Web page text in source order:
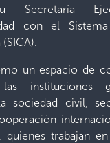
Secretaría
con el
un espacio de
instituciones
sociedad civil,
quienes trabajan